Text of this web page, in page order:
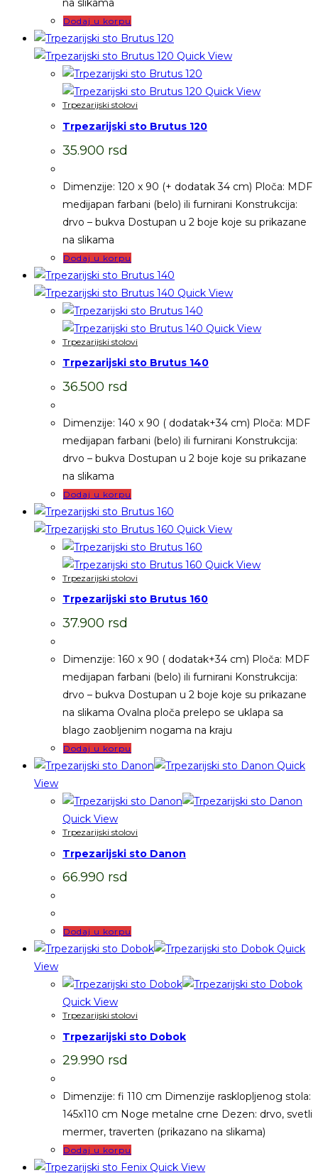
na slikama
Dodaj u korpu
Quick View
Quick View
Trpezarijski stolovi
Trpezarijski sto Brutus 120
35.900 rsd
Dimenzije: 120 x 90 (+ dodatak 34 cm) Ploča: MDF
medijapan farbani (belo) ili furnirani Konstrukcija:
drvo – bukva Dostupan u 2 boje koje su prikazane
na slikama
Dodaj u korpu
Quick View
Quick View
Trpezarijski stolovi
Trpezarijski sto Brutus 140
36.500 rsd
Dimenzije: 140 x 90 ( dodatak+34 cm) Ploča: MDF
medijapan farbani (belo) ili furnirani Konstrukcija:
drvo – bukva Dostupan u 2 boje koje su prikazane
na slikama
Dodaj u korpu
Quick View
Quick View
Trpezarijski stolovi
Trpezarijski sto Brutus 160
37.900 rsd
Dimenzije: 160 x 90 ( dodatak+34 cm) Ploča: MDF
medijapan farbani (belo) ili furnirani Konstrukcija:
drvo – bukva Dostupan u 2 boje koje su prikazane
na slikama Ovalna ploča prelepo se uklapa sa
blago zaobljenim nogama na kraju
Dodaj u korpu
Quick
View
Quick View
Trpezarijski stolovi
Trpezarijski sto Danon
66.990 rsd
Dodaj u korpu
Quick
View
Quick View
Trpezarijski stolovi
Trpezarijski sto Dobok
29.990 rsd
Dimenzije: fi 110 cm Dimenzije rasklopljenog stola:
145x110 cm Noge metalne crne Dezen: drvo, svetli
mermer, traverten (prikazano na slikama)
Dodaj u korpu
Quick View